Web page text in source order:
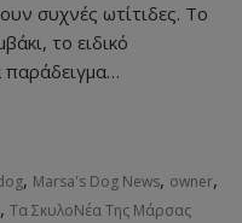
συχνές ωτίτιδες. Το
το ειδικό
παράδειγμα…
, Marsa's Dog News, owner,
,Τα ΣκυλοΝέα Της Μάρσας